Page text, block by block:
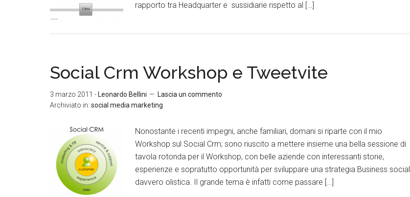
rapporto tra Headquarter e sussidiarie rispetto al […]
Social Crm Workshop e Tweetvite
3 marzo 2011 - Leonardo Bellini
Lascia un commento
Archiviato in: social media marketing
Nonostante i recenti impegni, anche familiari, domani si riparte con il mio
Workshop sul Social Crm; sono riuscito a mettere insieme una bella sessione di
tavola rotonda per il Workshop, con belle aziende con interessanti storie,
esperienze e sopratutto opportunità per sviluppare una strategia Business social
davvero olistica. Il grande tema è infatti come passare […]